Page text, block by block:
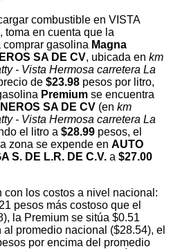
combustible en VISTA
toma en cuenta que la
gasolina Magna
SA DE CV, ubicada en km
- Vista Hermosa carretera La
de $23.98 pesos por litro,
Premium se encuentra
SA DE CV (en km
- Vista Hermosa carretera La
el litro a $28.99 pesos, el
zona se expende en AUTO
S. DE L.R. DE C.V. a $27.00
con los costos a nivel nacional:
pesos más costoso que el
la Premium se sitúa $0.51
promedio nacional ($28.54), el
por encima del promedio